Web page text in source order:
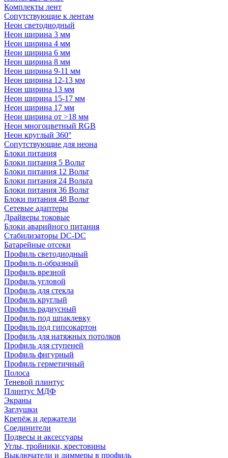
Комплекты лент
Сопутствующие к лентам
Неон светодиодный
Неон ширина 3 мм
Неон ширина 4 мм
Неон ширина 6 мм
Неон ширина 8 мм
Неон ширина 9-11 мм
Неон ширина 12-13 мм
Неон ширина 13 мм
Неон ширина 15-17 мм
Неон ширина 17 мм
Неон ширина от >18 мм
Неон многоцветный RGB
Неон круглый 360°
Сопутствующие для неона
Блоки питания
Блоки питания 5 Вольт
Блоки питания 12 Вольт
Блоки питания 24 Вольта
Блоки питания 36 Вольт
Блоки питания 48 Вольт
Сетевые адаптеры
Драйверы токовые
Блоки аварийного питания
Стабилизаторы DC-DC
Батарейные отсеки
Профиль светодиодный
Профиль п-образный
Профиль врезной
Профиль угловой
Профиль для стекла
Профиль круглый
Профиль радиусный
Профиль под шпаклевку
Профиль под гипсокартон
Профиль для натяжных потолков
Профиль для ступеней
Профиль фигурный
Профиль герметичный
Полоса
Теневой плинтус
Плинтус МДФ
Экраны
Заглушки
Крепёж и держатели
Соединители
Подвесы и аксессуары
Углы, тройники, крестовины
Выключатели и диммеры в профиль